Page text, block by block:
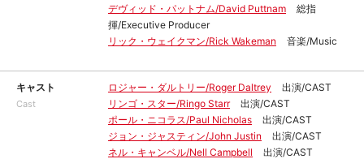
デヴィッド・パットナム/David Puttnam
総指
揮/Executive Producer
リック・ウェイクマン/Rick Wakeman
音楽/Music
キャスト
Cast
ロジャー・ダルトリー/Roger Daltrey
出演/CAST
リンゴ・スター/Ringo Starr
出演/CAST
ポール・ニコラス/Paul Nicholas
出演/CAST
ジョン・ジャスティン/John Justin
出演/CAST
ネル・キャンベル/Nell Campbell
出演/CAST